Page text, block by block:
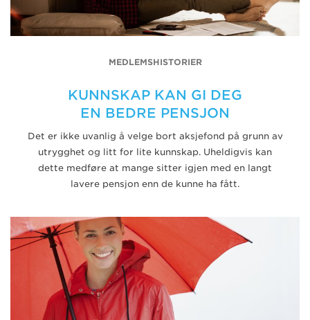
MEDLEMSHISTORIER
KUNNSKAP KAN GI DEG
EN BEDRE PENSJON
Det er ikke uvanlig å velge bort aksjefond på grunn av
utrygghet og litt for lite kunnskap. Uheldigvis kan
dette medføre at mange sitter igjen med en langt
lavere pensjon enn de kunne ha fått.